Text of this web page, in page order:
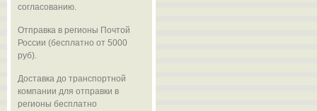
согласованию.
Отправка в регионы Почтой
России (бесплатно от 5000
руб).
Доставка до транспортной
компании для отправки в
регионы бесплатно